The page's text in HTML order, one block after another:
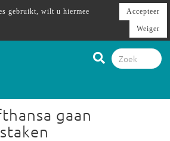
gaan
gebruikt, wilt u hiermee
Accepteer
Weiger